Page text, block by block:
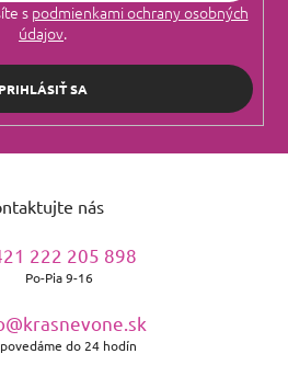
s podmienkami ochrany osobných
údajov.
PRIHLÁSIŤ SA
nás
222 205 898
Po-Pia 9-16
do 24 hodín